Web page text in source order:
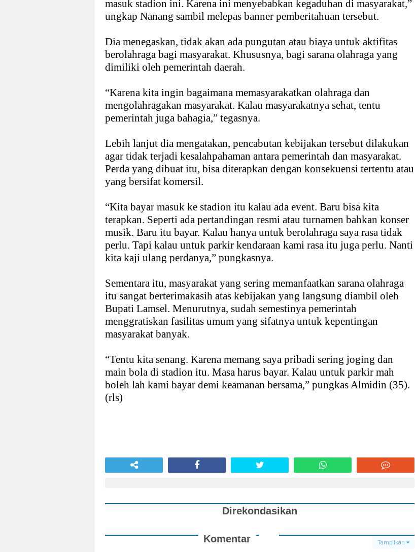
masuk stadion ini. Karena ini menyebabkan kegaduhan di masyarakat,”
ungkap Nanang sambil melepas banner pemberitahuan tersebut.
Dia menegaskan, tidak akan ada pungutan atau biaya untuk aktifitas
berolahraga bagi masyarakat. Khususnya, bagi sarana olahraga yang
dimiliki oleh pemerintah daerah.
“Karena kita ingin bagaimana memasyarakatkan olahraga dan
mengolahragakan masyarakat. Kalau masyarakatnya sehat, tentu
pemerintah juga bahagia,” tegasnya.
Lebih lanjut dia mengatakan, pencabutan kebijakan tersebut dilakukan
agar tidak terjadi kesalahpahaman antara pemerintah dan masyarakat.
Perda yang dibuat itu, bisa diterapkan dengan konsekuensi tertentu atau
yang bersifat komersil.
“Kita bayar masuk ke stadion itu kalau ada event. Baru bisa kita
terapkan. Seperti ada pertandingan resmi atau turnamen bahkan konser
musik. Baru itu bayar. Kalau hanya untuk berolahraga saya rasa tidak
perlu. Tapi kalau untuk parkir kendaraan kami rasa itu juga perlu. Nanti
kita kaji ulang perdanya,” pungkasnya.
Sementara itu, masyarakat yang sering memanfaatkan sarana olahraga
itu sangat berterimakasih atas kebijakan yang langsung diambil oleh
Bupati Lamsel. Menurutnya, sudah semestinya pemerintah
menggratiskan fasilitas umum yang sifatnya untuk kepentingan
masyarakat banyak.
“Tentu kita senang. Karena memang saya pribadi sering joging dan
main bola di stadion itu. Masa harus bayar. Kalau untuk parkir mah
boleh lah kami bayar demi keamanan bersama,” pungkas Almidin (35).
(rls)
Direkondasikan
Komentar Tampilkan